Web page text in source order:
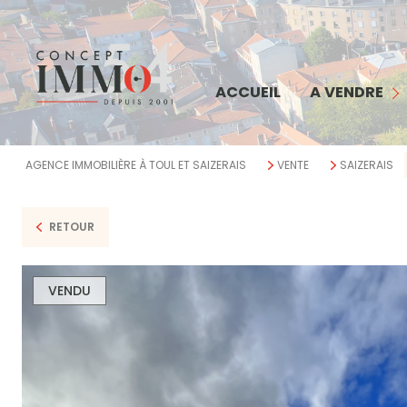
ACCUEIL A VENDRE
MAISON
APPARTEMENT
COMMERCE
TERRAIN
IMMEUBLE
AGENCE IMMOBILIÈRE À TOUL ET SAIZERAIS VENTE SAIZERAIS
RETOUR
VENDU